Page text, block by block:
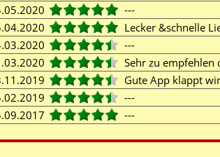
---
Lecker &schnelle
---
Sehr zu empfehlen
Gute App klappt
---
---